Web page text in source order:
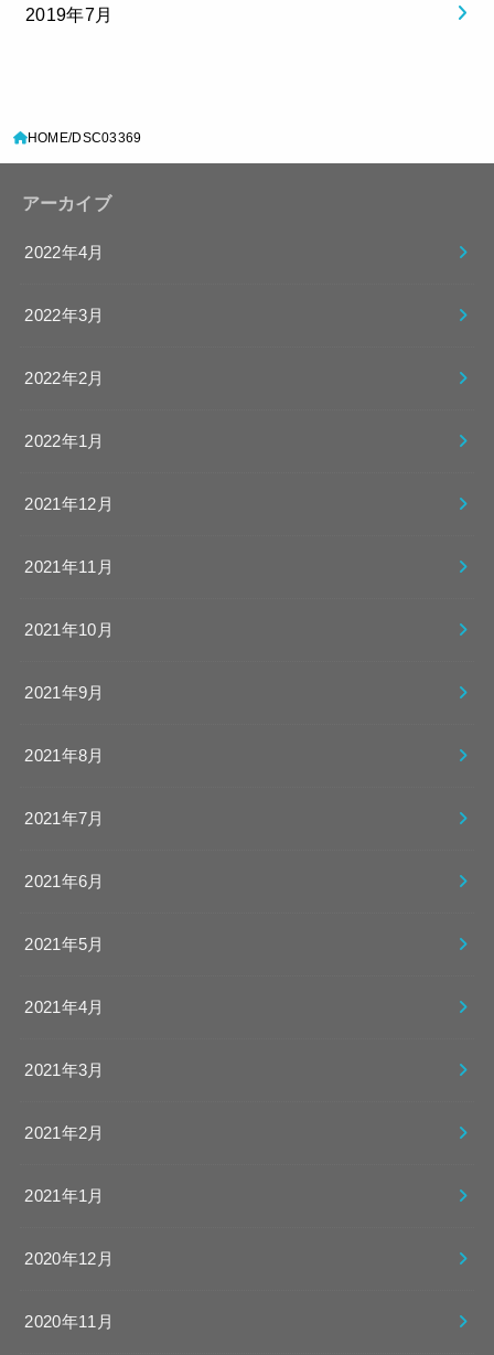
2019年7月
HOME DSC03369
アーカイブ
2022年4月
2022年3月
2022年2月
2022年1月
2021年12月
2021年11月
2021年10月
2021年9月
2021年8月
2021年7月
2021年6月
2021年5月
2021年4月
2021年3月
2021年2月
2021年1月
2020年12月
2020年11月